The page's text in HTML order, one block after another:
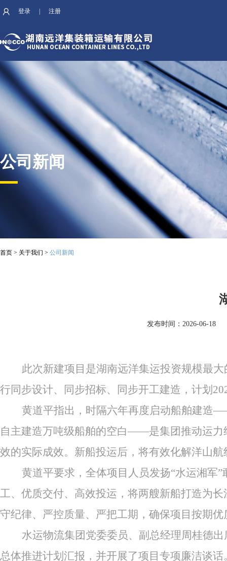
登录 注册
公司新闻
首页 > 关于我们 > 公司新闻
发布时间：2026-06-18
此次新建项目是湖南远洋集运投资规模最
行同步设计、同步招标、同步开工建造，计划
黄道平指出，时隔六年再度启动船舶建造
自主建造万吨级船舶的空白——是集团推动运力
效的实际成效。新船投运后，将有效化解洋山
黄道平要求，全体项目人员发扬“水运湘军
工、优质交付、高效投运，将两艘新船打造为
守纪律、严控质量、严把工期，确保项目按期优
水运物流集团党委委员、副总经理周桂德
总体推进计划汇报，并开展了项目专项廉洁谈话